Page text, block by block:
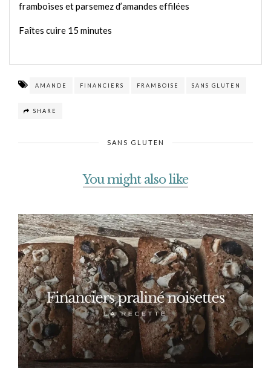
framboises et parsemez d’amandes effilées
Faîtes cuire 15 minutes
AMANDE FINANCIERS FRAMBOISE SANS GLUTEN
SHARE
SANS GLUTEN
You might also like